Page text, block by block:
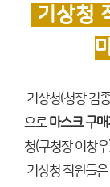
기상청
기상청(청장 김
으로마스크 구
청(구청장 이창
기상청 직원들